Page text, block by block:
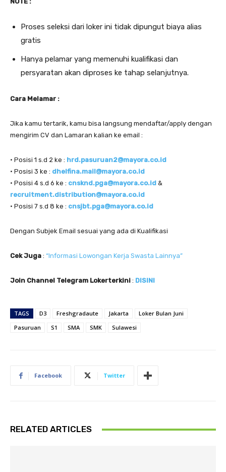
Proses seleksi dari loker ini tidak dipungut biaya alias
gratis
Hanya pelamar yang memenuhi kualifikasi dan
persyaratan akan diproses ke tahap selanjutnya.
Cara Melamar :
Jika kamu tertarik, kamu bisa langsung mendaftar/apply dengan
mengirim CV dan Lamaran kalian ke email :
• Posisi 1 s.d 2 ke : hrd.pasuruan2@mayora.co.id
• Posisi 3 ke : dhelfina.mail@mayora.co.id
• Posisi 4 s.d 6 ke : cnsknd.pga@mayora.co.id &
recruitment.distribution@mayora.co.id
• Posisi 7 s.d 8 ke : cnsjbt.pga@mayora.co.id
Dengan Subjek Email sesuai yang ada di Kualifikasi
Cek Juga : “Informasi Lowongan Kerja Swasta Lainnya”
Join Channel Telegram Lokerterkini : DISINI
TAGS D3 Freshgradaute Jakarta
Loker Bulan Juni
Pasuruan
S1 SMA SMK Sulawesi
Facebook Twitter
RELATED ARTICLES